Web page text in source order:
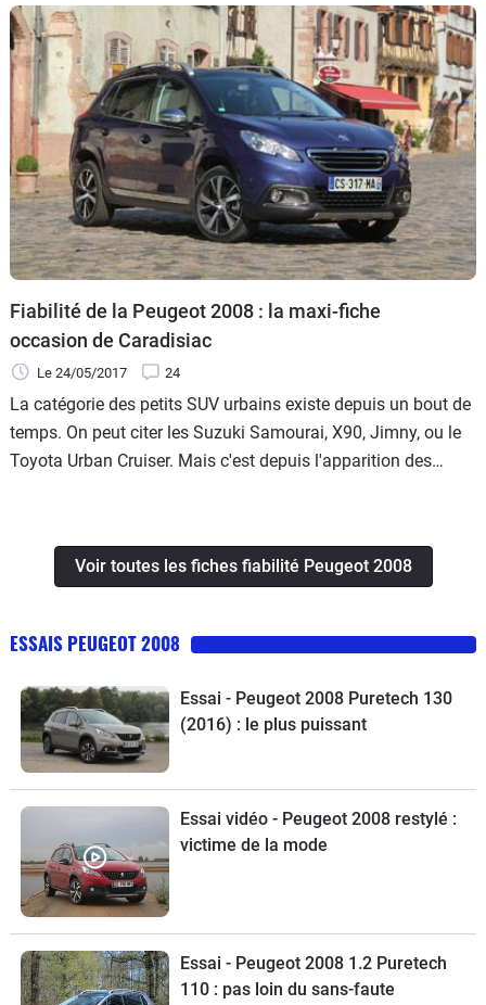
Fiabilité de la Peugeot 2008 : la maxi-fiche
occasion de Caradisiac
Le 24/05/2017 24
La catégorie des petits SUV urbains existe depuis un bout de
temps. On peut citer les Suzuki Samourai, X90, Jimny, ou le
Toyota Urban Cruiser. Mais c'est depuis l'apparition des
Voir toutes les fiches fiabilité Peugeot 2008
ESSAIS PEUGEOT 2008
Essai - Peugeot 2008 Puretech 130
(2016) : le plus puissant
Essai vidéo - Peugeot 2008 restylé :
victime de la mode
Essai - Peugeot 2008 1.2 Puretech
110 : pas loin du sans-faute